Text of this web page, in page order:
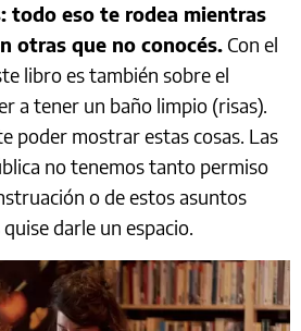
todo eso te rodea mientras
otras que no conocés. Con el
libro es también sobre el
a tener un baño limpio (risas).
poder mostrar estas cosas. Las
no tenemos tanto permiso
o de estos asuntos
darle un espacio.